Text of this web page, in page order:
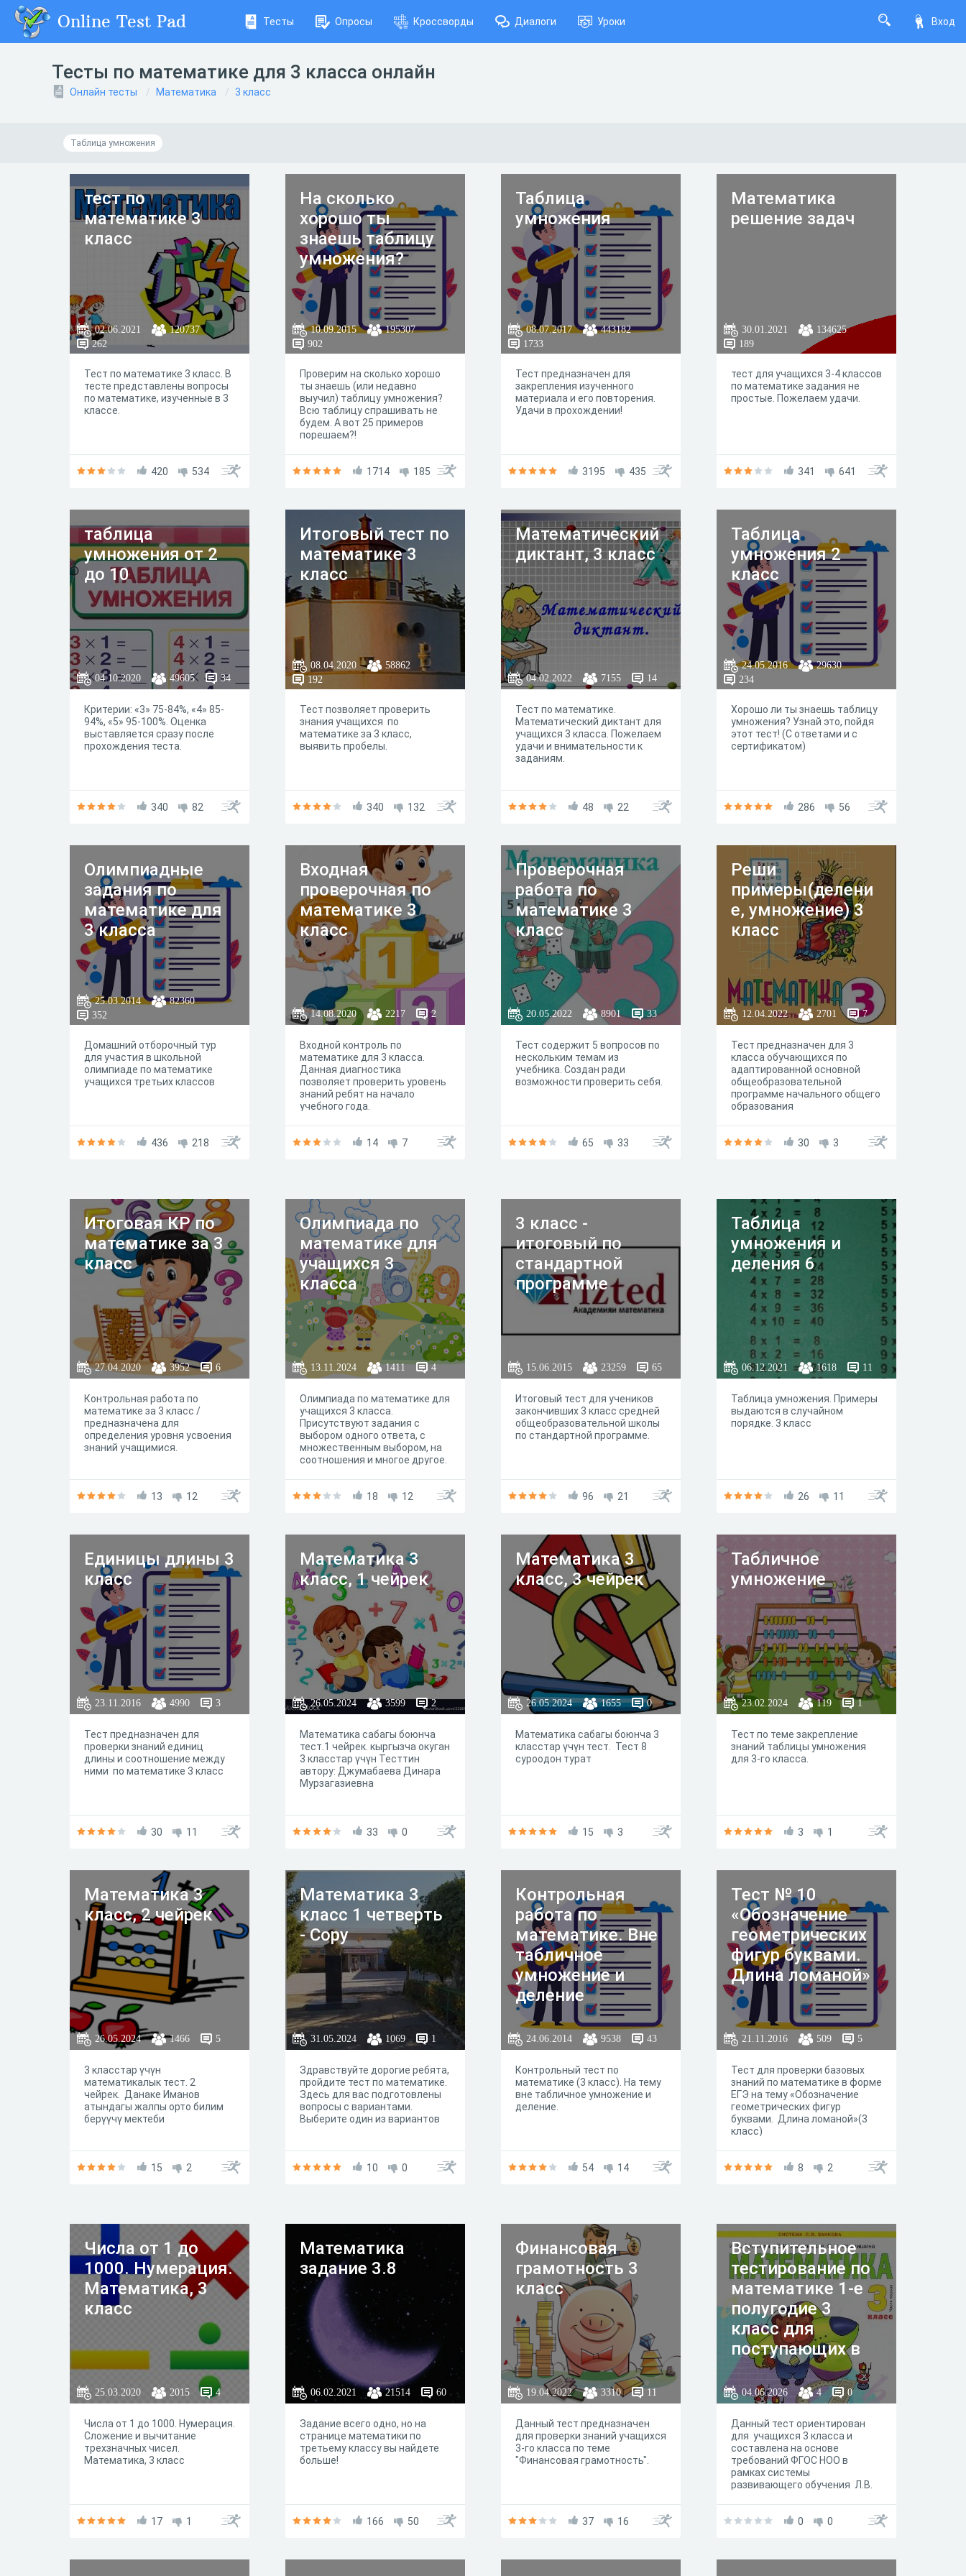
Вход
Online Test Pad Тесты Опросы Кроссворды Диалоги Уроки
Тесты по математике для 3 класса онлайн
Онлайн тесты Математика 3 класс
Таблица умножения
тест по
математике 3
класс
02.06.2021
120737
262
Тест по математике 3 класс. В
тесте представлены вопросы
по математике, изученные в 3
классе.
420 534
На сколько
хорошо ты
знаешь таблицу
умножения?
10.09.2015
195307
902
Проверим на сколько хорошо
ты знаешь (или недавно
выучил) таблицу умножения?
Всю таблицу спрашивать не
будем. А вот 25 примеров
порешаем?!
1714 185
Таблица
умножения
08.07.2017
443182
1733
Тест предназначен для
закрепления изученного
материала и его повторения.
Удачи в прохождении!
3195 435
Математика
решение задач
30.01.2021
134625
189
тест для учащихся 3-4 классов
по математике задания не
простые. Пожелаем удачи.
341 641
таблица
умножения от 2
до 10
04.10.2020 49605 34
Критерии: «3» 75-84%, «4» 85-
94%, «5» 95-100%. Оценка
выставляется сразу после
прохождения теста.
340 82
Итоговый тест по
математике 3
класс
08.04.2020
58862
192
Тест позволяет проверить
знания учащихся по
математике за 3 класс,
выявить пробелы.
340 132
Математический
диктант, 3 класс
04.02.2022 7155 14
Тест по математике.
Математический диктант для
учащихся 3 класса. Пожелаем
удачи и внимательности к
заданиям.
48 22
Таблица
умножения 2
класс
24.05.2016
29630
234
Хорошо ли ты знаешь таблицу
умножения? Узнай это, пойдя
этот тест! (С ответами и с
сертификатом)
286 56
Олимпиадные
задания по
математике для
3 класса
25.03.2014
82360
352
Домашний отборочный тур
для участия в школьной
олимпиаде по математике
учащихся третьих классов
436 218
Входная
проверочная по
математике 3
класс
14.08.2020 2217 2
Входной контроль по
математике для 3 класса.
Данная диагностика
позволяет проверить уровень
знаний ребят на начало
учебного года.
14 7
Проверочная
работа по
математике 3
класс
20.05.2022 8901 33
Тест содержит 5 вопросов по
нескольким темам из
учебника. Создан ради
возможности проверить себя.
65 33
Реши
примеры(делени
е, умножение) 3
класс
12.04.2022 2701 7
Тест предназначен для 3
класса обучающихся по
адаптированной основной
общеобразовательной
программе начального общего
образования
30 3
Итоговая КР по
математике за 3
класс
27.04.2020 3952 6
Контрольная работа по
математике за 3 класс /
предназначена для
определения уровня усвоения
знаний учащимися.
13 12
Олимпиада по
математике для
учащихся 3
класса
13.11.2024 1411 4
Олимпиада по математике для
учащихся 3 класса.
Присутствуют задания с
выбором одного ответа, с
множественным выбором, на
соотношения и многое другое.
18 12
3 класс -
итоговый по
стандартной
программе
15.06.2015 23259 65
Итоговый тест для учеников
закончивших 3 класс средней
общеобразовательной школы
по стандартной программе.
96 21
Таблица
умножения и
деления 6
06.12.2021 1618 11
Таблица умножения. Примеры
выдаются в случайном
порядке. 3 класс
26 11
Единицы длины 3
класс
23.11.2016 4990 3
Тест предназначен для
проверки знаний единиц
длины и соотношение между
ними по математике 3 класс
30 11
Математика 3
класс, 1 чейрек
26.05.2024 3599 2
Математика сабагы боюнча
тест.1 чейрек. кыргызча окуган
3 класстар үчүн Тесттин
автору: Джумабаева Динара
Мурзагазиевна
33 0
Математика 3
класс, 3 чейрек
26.05.2024 1655 0
Математика сабагы боюнча 3
класстар үчүн тест. Тест 8
суроодон турат
15 3
Табличное
умножение
23.02.2024 119 1
Тест по теме закрепление
знаний таблицы умножения
для 3-го класса.
3 1
Математика 3
класс, 2 чейрек
26.05.2024 1466 5
3 класстар үчүн
математикалык тест. 2
чейрек. Данаке Иманов
атындагы жалпы орто билим
берүүчү мектеби
15 2
Математика 3
класс 1 четверть
- Copy
31.05.2024 1069 1
Здравствуйте дорогие ребята,
пройдите тест по математике.
Здесь для вас подготовлены
вопросы с вариантами.
Выберите один из вариантов
10 0
Контрольная
работа по
математике. Вне
табличное
умножение и
деление
24.06.2014 9538 43
Контрольный тест по
математике (3 класс). На тему
вне табличное умножение и
деление.
54 14
Тест № 10
«Обозначение
геометрических
фигур буквами.
Длина ломаной»
21.11.2016 509 5
Тест для проверки базовых
знаний по математике в форме
ЕГЭ на тему «Обозначение
геометрических фигур
буквами. Длина ломаной»(3
класс)
8 2
Числа от 1 до
1000. Нумерация.
Математика, 3
класс
25.03.2020 2015 4
Числа от 1 до 1000. Нумерация.
Сложение и вычитание
трехзначных чисел.
Математика, 3 класс
17 1
Математика
задание 3.8
06.02.2021 21514 60
Задание всего одно, но на
странице математики по
третьему классу вы найдете
больше!
166 50
Финансовая
грамотность 3
класс
19.04.2022 3310 11
Данный тест предназначен
для проверки знаний учащихся
3-го класса по теме
"Финансовая грамотность".
37 16
Вступительное
тестирование по
математике 1-е
полугодие 3
класс для
поступающих в
школу "Таурас"
04.06.2026 4 0
Данный тест ориентирован
для учащихся 3 класса и
составлена на основе
требований ФГОС НОО в
рамках системы
развивающего обучения Л.В.
0 0